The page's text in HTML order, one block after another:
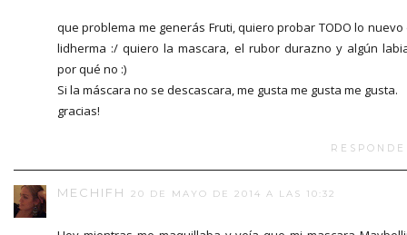
que problema me generás Fruti, quiero probar TODO lo nuevo
lidherma :/ quiero la mascara, el rubor durazno y algún
por qué no :)
Si la máscara no se descascara, me gusta me gusta me gusta.
gracias!
MECHIFH 20 DE MAYO DE 2014 A LAS 10:32